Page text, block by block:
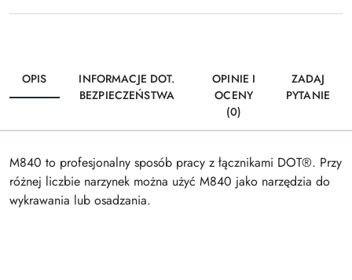
OPIS
INFORMACJE DOT.
BEZPIECZEŃSTWA
OPINIE I
OCENY
(0)
ZADAJ
PYTANIE
M840 to profesjonalny sposób pracy z łącznikami DOT®. Przy
różnej liczbie narzynek można użyć M840 jako narzędzia do
wykrawania lub osadzania.